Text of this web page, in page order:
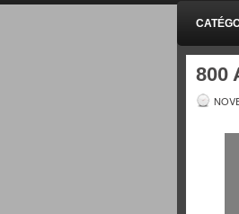
Blog
800